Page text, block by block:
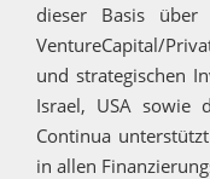
dieser Basis über
VentureCapital/
und strategischen
Israel, USA sowie
Continua
in allen